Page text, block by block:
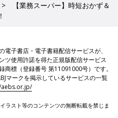
【業務スーパー】時短おかず＆
電子書店・電子書籍配信サービスが、
ツ使用許諾を得た正規版配信サービス
商標（登録番号 第11091000号）です。
マークを掲示しているサービスの一覧
ラスト等のコンテンツの無断転載を禁じま